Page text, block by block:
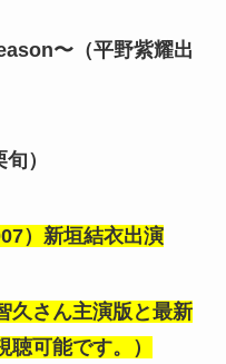
〜（平野紫耀出
）
）新垣結衣出演
久さん主演版と最新
可能です。）